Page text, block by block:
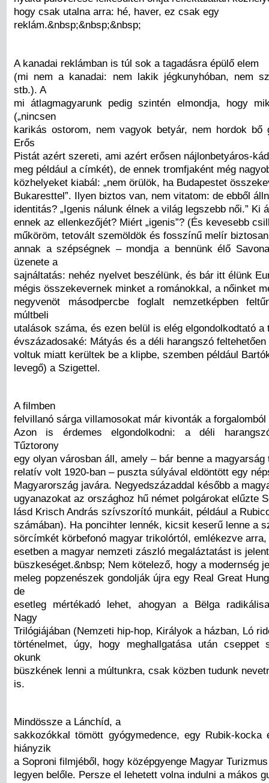
hogy csak utalna arra: hé, haver, ez csak egy
reklám.&nbsp;&nbsp;&nbsp;
A kanadai reklámban is túl sok a tagadásra épülő elem
(mi nem a kanadai: nem lakik jégkunyhóban, nem
stb.). A
mi átlagmagyarunk pedig szintén elmondja, hogy
(„nincsen
karikás ostorom, nem vagyok betyár, nem hordok bő
Erős
Pistát azért szereti, ami azért erősen nájlonbetyáros-
meg például a címkét), de ennek tromfjaként még
közhelyeket kiabál: „nem örülök, ha Budapestet
Bukaresttel”. Ilyen biztos van, nem vitatom: de ebből
identitás? „Igenis nálunk élnek a világ legszebb női.” Ki
ennek az ellenkezőjét? Miért „igenis”? (És kevesebb
műköröm, tetovált szemöldök és fosszínű melír
annak a szépségnek – mondja a bennünk élő
üzenete a
sajnáltatás: nehéz nyelvet beszélünk, és bár itt élünk
mégis összekevernek minket a románokkal, a nőinket
negyvenöt másodpercbe foglalt nemzetképben
múltbeli
utalások száma, és ezen belül is elég elgondolkodtató a
évszázadosaké: Mátyás és a déli harangszó
voltuk miatt kerültek be a klipbe, szemben például
levegő) a Szigettel.
A filmben
felvillanó sárga villamosokat már kivonták a forgalomból
Azon is érdemes elgondolkodni: a déli
Tűztorony
egy olyan városban áll, amely – bár benne a magyarság
relatív volt 1920-ban – puszta súlyával eldöntött egy
Magyarország javára. Negyedszázaddal később a
ugyanazokat az országhoz hű német polgárokat elűzte
lásd Krisch András szívszorító munkáit, például a
számában). Ha poncihter lennék, kicsit keserű lenne a
sörcímkét körbefonó magyar trikolórtól, emlékezve arra,
esetben a magyar nemzeti zászló megaláztatást is
büszkeséget.&nbsp; Nem kötelező, hogy a modernség
meleg popzenészek gondolják újra egy Real Great
de
esetleg mértékadó lehet, ahogyan a Bëlga
Nagy
Trilógiájában (Nemzeti hip-hop, Királyok a házban, Ló
történelmet, úgy, hogy meghallgatása után cseppet
okunk
büszkének lenni a múltunkra, csak közben tudunk
is.
Mindössze a Lánchíd, a
sakkozókkal tömött gyógymedence, egy Rubik-
hiányzik
a Soproni filmjéből, hogy középgyenge Magyar
legyen belőle. Persze el lehetett volna indulni a mákos